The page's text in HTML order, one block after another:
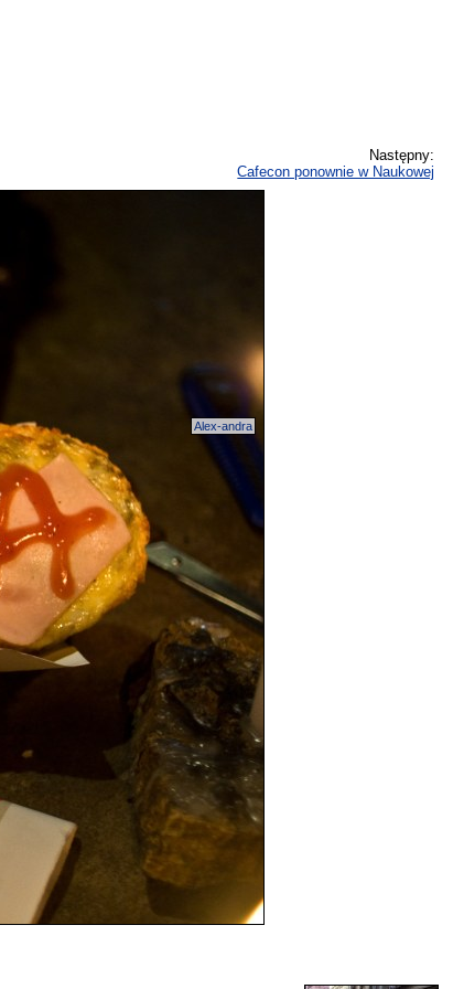
Następny:
Cafecon ponownie w Naukowej
Alex-andra